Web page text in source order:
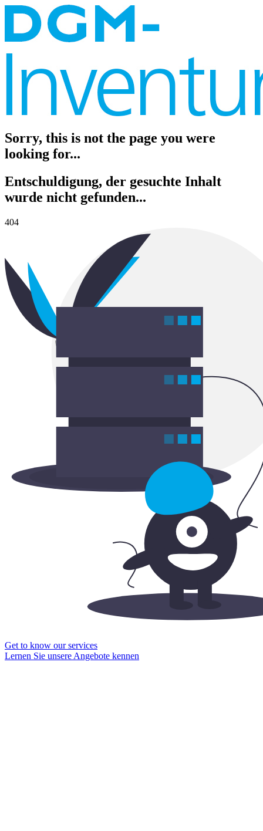
Sorry, this is not the page you were
looking for...
Entschuldigung, der gesuchte Inhalt
wurde nicht gefunden...
404
Get to know our services
Lernen Sie unsere Angebote kennen